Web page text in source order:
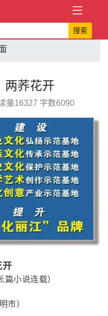
搜索
两荞花开
量16327 字数6090
开
连载）
市）